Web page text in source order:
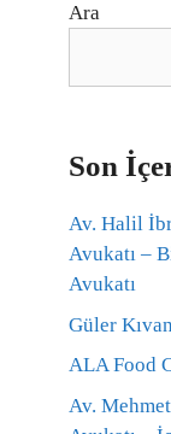
Ara
Son
Av. Halil
Avukatı –
Avukatı
Güler
ALA Food
Av.